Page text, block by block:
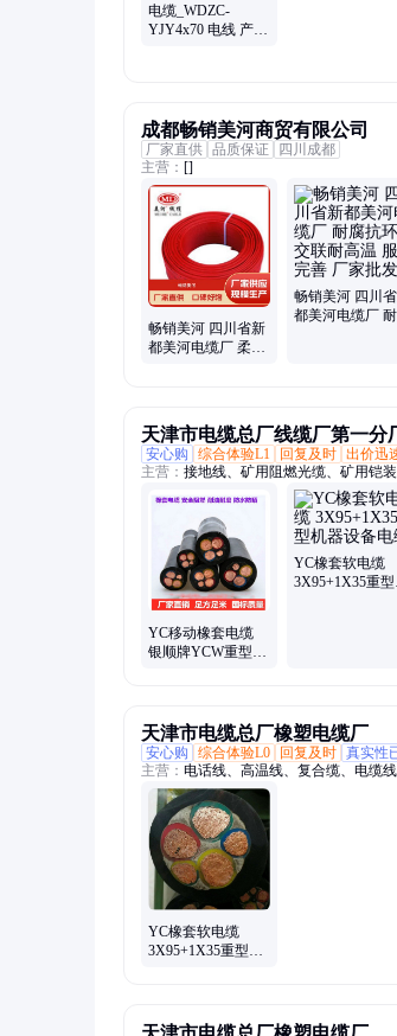
电缆_WDZC-
YJY4x70 电线 产品
成都畅销美河商贸有限公司
厂家直供 品质保证
四川成都
主营： []
畅销美河 四川省新
都美河电缆厂 柔韧
畅销美河 四川
都美河电缆厂 耐
天津市电缆总厂线缆厂第一分
安心购
综合体验L1 回复及时 出价迅
主营： 接地线、矿用阻燃光缆、矿用铠
缆、矿用信号电缆、矿用通讯电缆、矿
电缆、矿用高压橡套软电缆、矿用阻燃
缆、计算机电缆、采掘机电缆、卷筒电
防水电缆、深水井电缆、矿用监控电缆
蔽软电缆、矿用网线、矿用阻燃网线、
YC移动橡套电缆
银顺牌YCW重型机
YC橡套软电缆
3X95+1X35重型
天津市电缆总厂橡塑电缆厂
安心购
综合体验L0 回复及时 真实性
主营： 电话线、高温线、复合缆、电缆
缆、蔽电缆、接地线、照明线、防水线
掘进机、橡胶线、盾构机、电源线、链
线、通讯线、引接线、一体线
YC橡套软电缆
3X95+1X35重型机